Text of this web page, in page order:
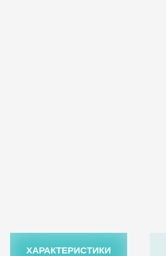
ХАРАКТЕРИСТИКИ